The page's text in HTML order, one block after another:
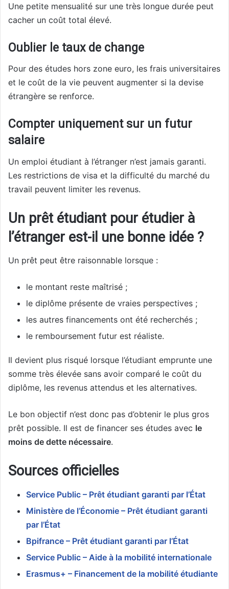
Une petite mensualité sur une très longue durée peut
cacher un coût total élevé.
Oublier le taux de change
Pour des études hors zone euro, les frais universitaires
et le coût de la vie peuvent augmenter si la devise
étrangère se renforce.
Compter uniquement sur un futur
salaire
Un emploi étudiant à l’étranger n’est jamais garanti.
Les restrictions de visa et la difficulté du marché du
travail peuvent limiter les revenus.
Un prêt étudiant pour étudier à
l’étranger est-il une bonne idée ?
Un prêt peut être raisonnable lorsque :
le montant reste maîtrisé ;
le diplôme présente de vraies perspectives ;
les autres financements ont été recherchés ;
le remboursement futur est réaliste.
Il devient plus risqué lorsque l’étudiant emprunte une
somme très élevée sans avoir comparé le coût du
diplôme, les revenus attendus et les alternatives.
Le bon objectif n’est donc pas d’obtenir le plus gros
prêt possible. Il est de financer ses études avec le
moins de dette nécessaire.
Sources officielles
Service Public – Prêt étudiant garanti par l’État
Ministère de l’Économie – Prêt étudiant garanti
par l’État
Bpifrance – Prêt étudiant garanti par l’État
Service Public – Aide à la mobilité internationale
Erasmus+ – Financement de la mobilité étudiante